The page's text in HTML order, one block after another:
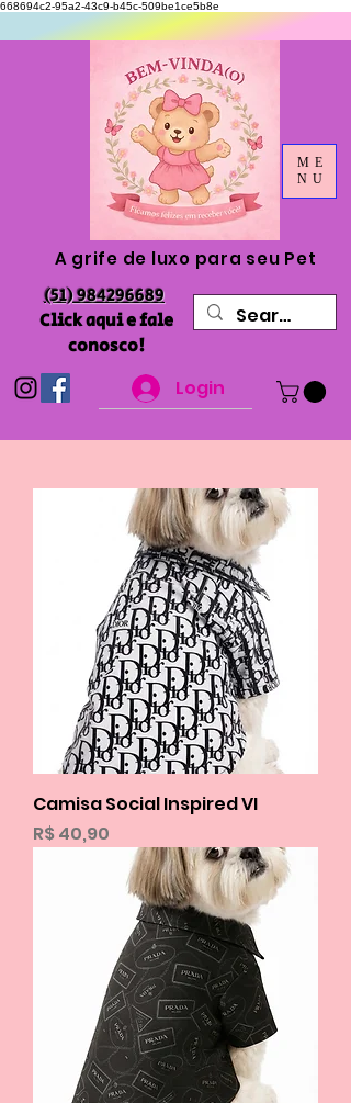
668694c2-95a2-43c9-b45c-509be1ce5b8e
A grife de luxo para seu Pet
(51) 984296689
Click aqui e fale
conosco!
Login
ME
NU
Camisa Social Inspired VI
Preço
R$ 40,90